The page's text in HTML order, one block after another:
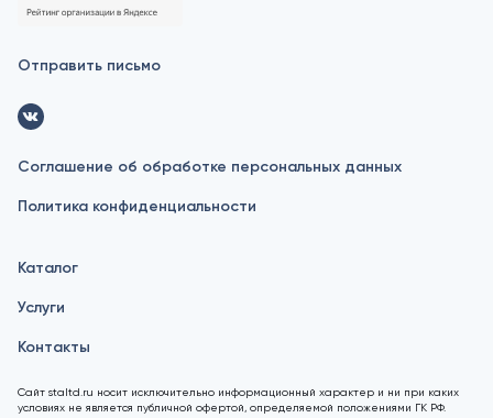
Отправить письмо
Соглашение об обработке персональных данных
Политика конфиденциальности
Каталог
Услуги
Контакты
Сайт staltd.ru носит исключительно информационный характер и ни при каких
условиях не является публичной офертой, определяемой положениями ГК РФ.